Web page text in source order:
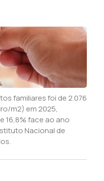
familiares foi de 2.076
m2) em 2025,
16,8% face ao ano
Nacional de